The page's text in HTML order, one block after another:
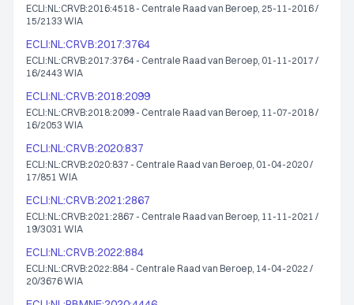
ECLI:NL:CRVB:2016:4518 - Centrale Raad van Beroep, 25-11-2016 /
15/2133 WIA
ECLI:NL:CRVB:2017:3764
ECLI:NL:CRVB:2017:3764 - Centrale Raad van Beroep, 01-11-2017 /
16/2443 WIA
ECLI:NL:CRVB:2018:2099
ECLI:NL:CRVB:2018:2099 - Centrale Raad van Beroep, 11-07-2018 /
16/2053 WIA
ECLI:NL:CRVB:2020:837
ECLI:NL:CRVB:2020:837 - Centrale Raad van Beroep, 01-04-2020 /
17/851 WIA
ECLI:NL:CRVB:2021:2867
ECLI:NL:CRVB:2021:2867 - Centrale Raad van Beroep, 11-11-2021 /
19/3031 WIA
ECLI:NL:CRVB:2022:884
ECLI:NL:CRVB:2022:884 - Centrale Raad van Beroep, 14-04-2022 /
20/3676 WIA